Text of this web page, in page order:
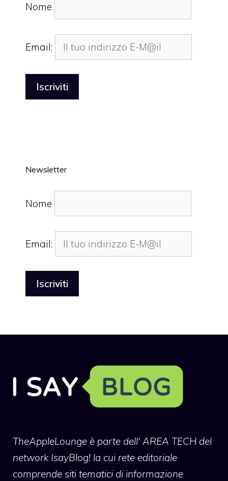
Nome
Email:
Newsletter
Nome
Email:
TheAppleLounge è parte dell' AREA TECH del
network IsayBlog! la cui rete editoriale
comprende siti tematici di informazione